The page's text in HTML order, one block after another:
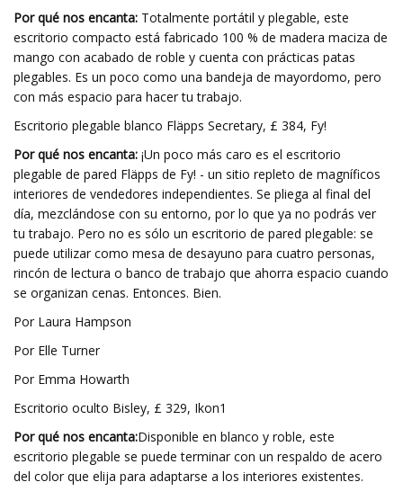
Por qué nos encanta: Totalmente portátil y plegable, este
escritorio compacto está fabricado 100 % de madera maciza de
mango con acabado de roble y cuenta con prácticas patas
plegables. Es un poco como una bandeja de mayordomo, pero
con más espacio para hacer tu trabajo.
Escritorio plegable blanco Fläpps Secretary, £ 384, Fy!
Por qué nos encanta: ¡Un poco más caro es el escritorio
plegable de pared Fläpps de Fy! - un sitio repleto de magníficos
interiores de vendedores independientes. Se pliega al final del
día, mezclándose con su entorno, por lo que ya no podrás ver
tu trabajo. Pero no es sólo un escritorio de pared plegable: se
puede utilizar como mesa de desayuno para cuatro personas,
rincón de lectura o banco de trabajo que ahorra espacio cuando
se organizan cenas. Entonces. Bien.
Por Laura Hampson
Por Elle Turner
Por Emma Howarth
Escritorio oculto Bisley, £ 329, Ikon1
Por qué nos encanta:Disponible en blanco y roble, este
escritorio plegable se puede terminar con un respaldo de acero
del color que elija para adaptarse a los interiores existentes.